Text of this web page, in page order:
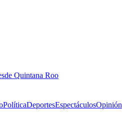
Quintana Roo
PolíticaDeportesEspectáculosOpinión